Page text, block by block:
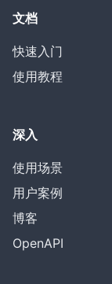
文档
快速入门
使用教程
深入
使用场景
用户案例
博客
OpenAPI